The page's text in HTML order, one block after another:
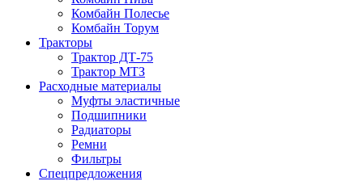
Комбайн Полесье
Комбайн Торум
Тракторы
Трактор ДТ-75
Трактор МТЗ
Расходные материалы
Муфты эластичные
Подшипники
Радиаторы
Ремни
Фильтры
Спецпредложения